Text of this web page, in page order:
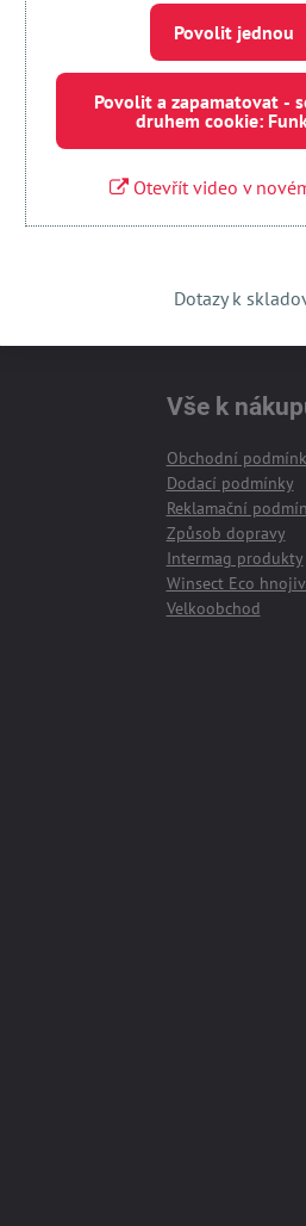
Externí
Povolit jednou
Vše k
Obchodní
Dodací podmínky
Reklamační
Způsob dopravy
Intermag produkty
Winsect Eco
Velkoobchod
Povolit jednou
Povolit a zapamatovat -
druhem cookie:
Otevřít video v
Dotazy k